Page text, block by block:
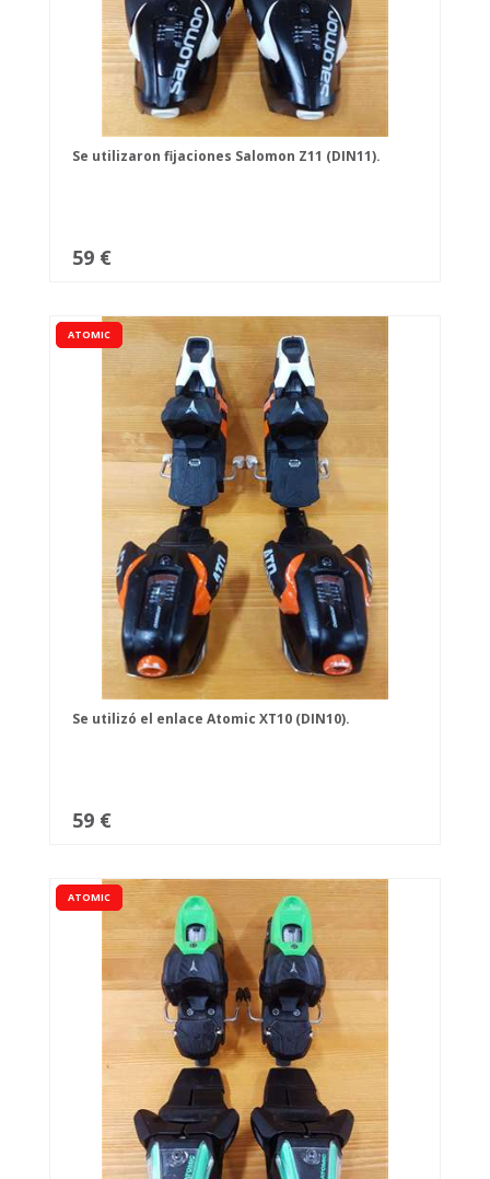
Se utilizaron fijaciones Salomon Z11 (DIN11).
59 €
ATOMIC
Se utilizó el enlace Atomic XT10 (DIN10).
59 €
ATOMIC